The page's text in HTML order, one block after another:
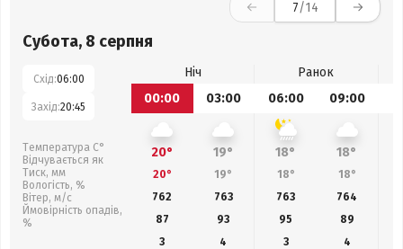
7/14
Субота, 8 серпня
Схід:06:00
Захід:20:45
Температура С°
Відчувається як
Тиск, мм
Вологість, %
Вітер, м/с
Ймовірність опадів,
%
Ніч
Ранок
00:00
03:00 06:00 09:00
20° 19° 18° 18°
20° 19° 18° 18°
762
763 763 764
87
93 95 89
3
4 3
4